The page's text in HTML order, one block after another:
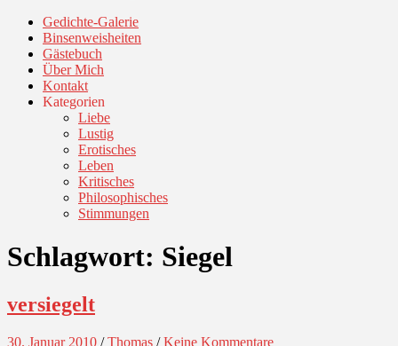
Gedichte-Galerie
Binsenweisheiten
Gästebuch
Über Mich
Kontakt
Kategorien
Liebe
Lustig
Erotisches
Leben
Kritisches
Philosophisches
Stimmungen
Schlagwort: Siegel
versiegelt
30. Januar 2010 /Thomas /Keine Kommentare